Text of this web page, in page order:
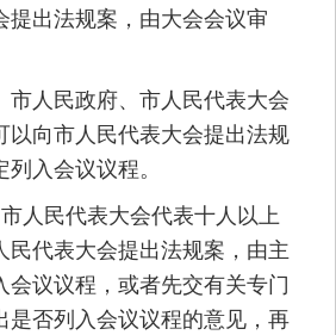
提出法规案，由大会会议审
人民政府、市人民代表大会
以向市人民代表大会提出法规
入会议议程。
民代表大会代表十人以上
民代表大会提出法规案，由主
会议议程，或者先交有关专门
是否列入会议议程的意见，再